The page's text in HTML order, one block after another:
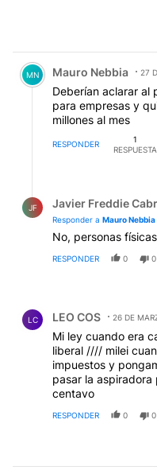
Comentario de Mauro
MN Mauro Nebbia 27
Deberían aclarar al
para empresas y
millones al mes
RESPONDER
1
RESPUESTA
JF Javier Freddie
Responder a Mauro Nebbia
No, personas
RESPONDER 0 0
LC LEO COS 26 DE
Mi ley cuando era
liberal //// milei
impuestos y
pasar la aspiradora
centavo
RESPONDER 0 0